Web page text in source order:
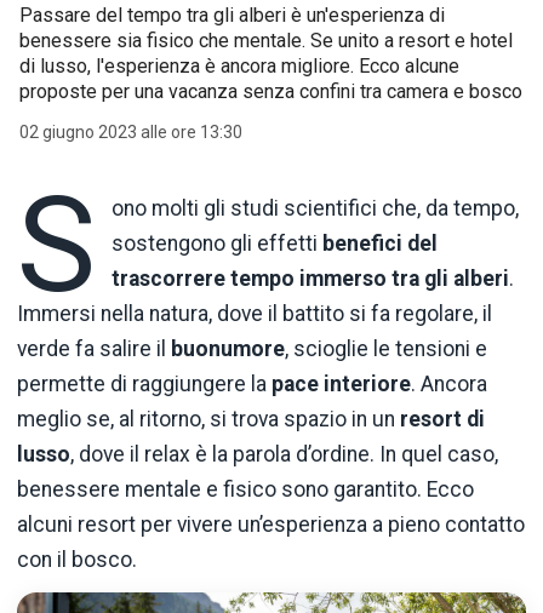
Passare del tempo tra gli alberi è un'esperienza di
benessere sia fisico che mentale. Se unito a resort e hotel
di lusso, l'esperienza è ancora migliore. Ecco alcune
proposte per una vacanza senza confini tra camera e bosco
02 giugno 2023 alle ore 13:30
S
ono molti gli studi scientifici che, da tempo,
sostengono gli effetti benefici del
trascorrere tempo immerso tra gli alberi.
Immersi nella natura, dove il battito si fa regolare, il
verde fa salire il buonumore, scioglie le tensioni e
permette di raggiungere la pace interiore. Ancora
meglio se, al ritorno, si trova spazio in un resort di
lusso, dove il relax è la parola d’ordine. In quel caso,
benessere mentale e fisico sono garantito. Ecco
alcuni resort per vivere un’esperienza a pieno contatto
con il bosco.